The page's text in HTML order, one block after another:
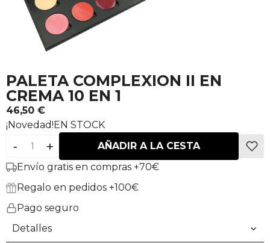
PALETA COMPLEXION II EN
CREMA 10 EN 1
46,50 €
¡Novedad!EN STOCK
- +
AÑADIR A LA CESTA
Envío gratis en compras +70€
Regalo en pedidos +100€
Pago seguro
Detalles